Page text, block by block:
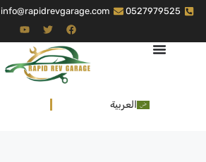
0527979525
info@rapidrevgarage.com
العربية